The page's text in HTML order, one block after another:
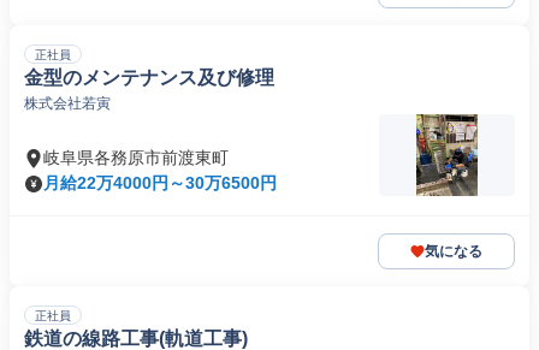
正社員
金型のメンテナンス及び修理
株式会社若寅
岐阜県各務原市前渡東町
月給22万4000円～30万6500円
気になる
正社員
鉄道の線路工事(軌道工事)